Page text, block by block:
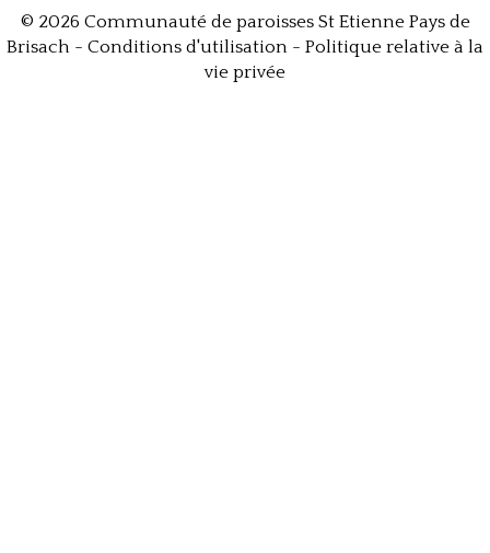
© 2026 Communauté de paroisses St Etienne Pays de
Brisach - Conditions d'utilisation - Politique relative à la
vie privée